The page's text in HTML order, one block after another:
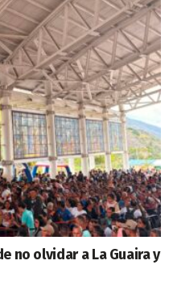
no olvidar a La Guaira y